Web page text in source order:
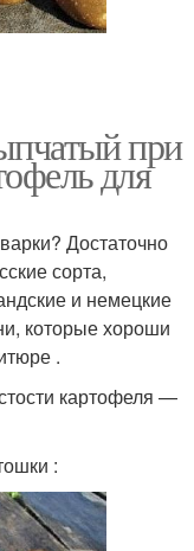
при
для
Достаточно
сорта,
и немецкие
которые хороши
.
картофеля —
: